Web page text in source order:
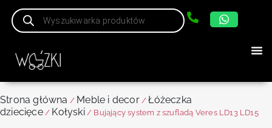
Strona główna / Meble i decor/Łóżeczka
dziecięce/ Kołyski/ Bujający system z szufladą Veres LD13 LD15